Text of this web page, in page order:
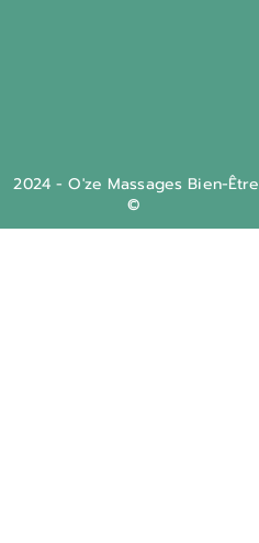
2024 - O'ze Massages Bien-Être
©